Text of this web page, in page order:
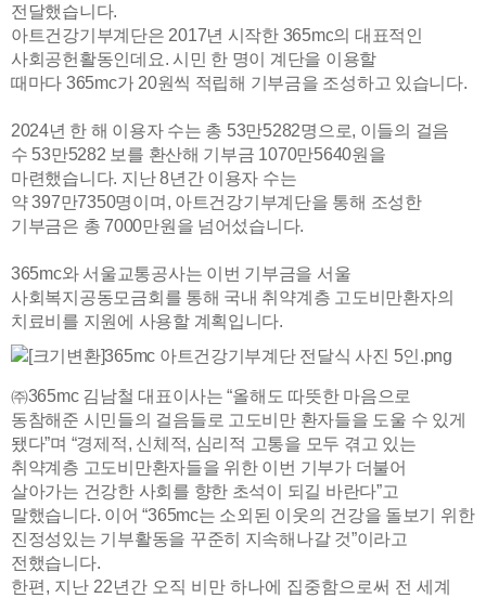
전달했습니다.
아트건강기부계단은 2017년 시작한365mc의 대표적인
사회공헌활동인데요.시민 한 명이 계단을 이용할
때마다 365mc가 20원씩 적립해 기부금을 조성하고 있습니다.
2024년 한 해 이용자 수는 총 53만5282명으로, 이들의 걸음
수 53만5282 보를 환산해 기부금 1070만5640원을
마련했습니다. 지난8년간 이용자 수는
약397만7350명이며 , 아트건강기부계단을 통해 조성한
기부금은 총7000만원을 넘어섰습니다.
365mc와 서울교통공사는 이번 기부금을 서울
사회복지공동모금회를 통해 국내 취약계층 고도비만환자의
치료비를 지원에 사용할 계획입니다.
㈜365mc 김남철 대표이사는 “올해도 따뜻한 마음으로
동참해준 시민들의 걸음들로 고도비만 환자들을 도울 수 있게
됐다”며 “경제적, 신체적, 심리적 고통을 모두 겪고 있는
취약계층 고도비만환자들을 위한 이번 기부가 더불어
살아가는 건강한 사회를 향한 초석이 되길 바란다”고
말했습니다. 이어 “365mc는 소외된 이웃의 건강을 돌보기 위한
진정성있는 기부활동을 꾸준히 지속해나갈 것”이라고
전했습니다.
한편 , 지난 22년간 오직 비만 하나에 집중함으로써 전 세계